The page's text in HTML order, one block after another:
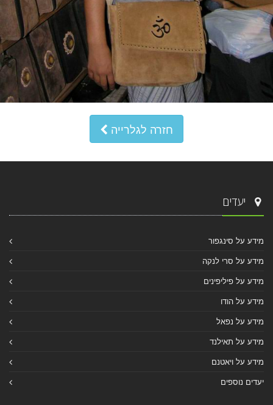
חזרה לגלרייה
יעדים
מידע על סינגפור
מידע על סרי לנקה
מידע על פיליפינים
מידע על הודו
מידע על נפאל
מידע על תאילנד
מידע על ויאטנם
יעדים נוספים